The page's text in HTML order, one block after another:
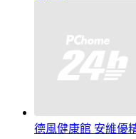
德風健康館 安維優